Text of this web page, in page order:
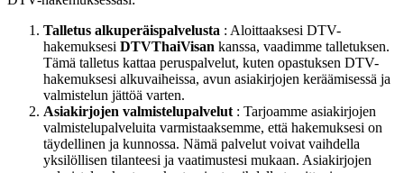
Talletus alkuperäispalvelusta : Aloittaaksesi DTV-
hakemuksesi DTVThaiVisan kanssa, vaadimme talletuksen.
Tämä talletus kattaa peruspalvelut, kuten opastuksen DTV-
hakemuksesi alkuvaiheissa, avun asiakirjojen keräämisessä ja
valmistelun jättöä varten.
Asiakirjojen valmistelupalvelut : Tarjoamme asiakirjojen
valmistelupalveluita varmistaaksemme, että hakemuksesi on
täydellinen ja kunnossa. Nämä palvelut voivat vaihdella
yksilöllisen tilanteesi ja vaatimustesi mukaan. Asiakirjojen